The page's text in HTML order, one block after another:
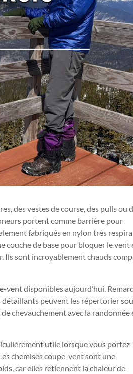
des vestes de course, des pulls ou
portent comme barrière pour
fabriqués en nylon très
couche de base pour bloquer le vent
Ils sont incroyablement chauds
vent disponibles aujourd’hui.
détaillants peuvent les répertorier
chevauchement avec la randonnée
utile lorsque vous portez
chemises coupe-vent sont une
car elles retiennent la chaleur de